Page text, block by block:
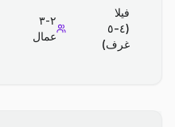
فيلا
(٤-٥
غرف)
٢-٣
عمال